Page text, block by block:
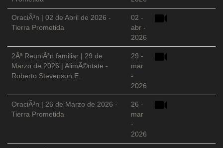
OraciÃ³n | 02 de Abril de 2026 -
Tierra Prometida
02 -
abr -
2026
2Âª ReuniÃ³n familiar | 29 de
Marzo de 2026 | AlimÃ©ntate -
Roberto Stevenson E.
29 -
mar
-
2026
OraciÃ³n | 26 de Marzo de 2026 -
Tierra Prometida
26 -
mar
-
2026